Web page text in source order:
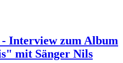
Interview zum Album
mit Sänger Nils